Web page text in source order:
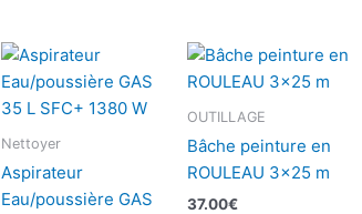
Nettoyer
Aspirateur
Eau/poussière GAS
OUTILLAGE
Bâche peinture en
ROULEAU 3×25 m
37.00€